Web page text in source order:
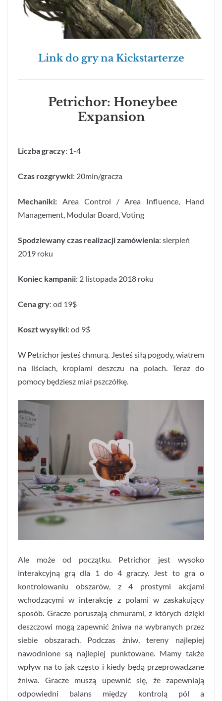
Link do gry na Kickstarterze
Petrichor: Honeybee
Expansion
Liczba graczy: 1-4
Czas rozgrywki: 20min/gracza
Mechaniki: Area Control / Area Influence, Hand
Management, Modular Board, Voting
Spodziewany czas realizacji zamówienia: sierpień
2019 roku
Koniec kampanii: 2 listopada 2018 roku
Cena gry: od 19$
Koszt wysyłki: od 9$
W Petrichor jesteś chmurą. Jesteś siłą pogody, wiatrem
na liściach, kroplami deszczu na polach. Teraz do
pomocy będziesz miał pszczółkę.
Ale może od początku. Petrichor jest wysoko
interakcyjną grą dla 1 do 4 graczy. Jest to gra o
kontrolowaniu obszarów, z 4 prostymi akcjami
wchodzącymi w interakcję z polami w zaskakujący
sposób. Gracze poruszają chmurami, z których dzięki
deszczowi mogą zapewnić żniwa na wybranych przez
siebie obszarach. Podczas żniw, tereny najlepiej
nawodnione są najlepiej punktowane. Mamy także
wpływ na to jak często i kiedy będą przeprowadzane
żniwa. Gracze muszą upewnić się, że zapewniają
odpowiedni balans między kontrolą pól a